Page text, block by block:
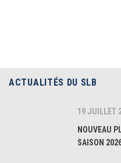
ACTUALITÉS DU SLB
19 JUILLET
NOUVEAU
SAISON